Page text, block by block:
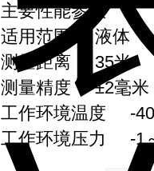
主要性能参数
适用范围 液体
测量距离 35米
测量精度 ±2毫米
工作环境温度 -
工作环境压力 -1